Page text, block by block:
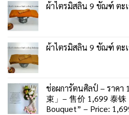
ผ้าไตรมิสลิน 9 ขัณฑ์ ตะ
ผ้าไตรมิสลิน 9 ขัณฑ์ ตะ
ช่อผการัตนศิลป์ – ราคา
束」– 售价 1,699 泰铢
Bouquet” – Price: